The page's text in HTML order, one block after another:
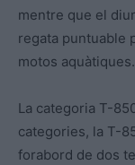
mentre que el
regata puntuable
motos aquàtiques.
La categoria T-
categories, la T-
forabord de dos